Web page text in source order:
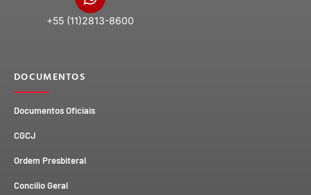
+55 (11)2813-8600
DOCUMENTOS
Documentos Oficiais
CGCJ
Ordem Presbiteral
Concílio Geral